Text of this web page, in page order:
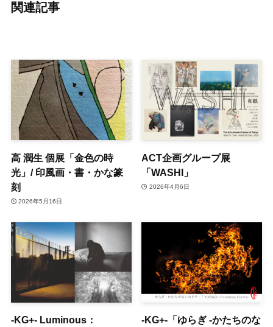
関連記事
高 潤生 個展「金色の時
光」/ 印風画・書・かな篆
刻
2026年5月16日
ACT企画グループ展
「WASHI」
2026年4月6日
-KG+- Luminous：
-KG+-「ゆらぎ -かたちのな